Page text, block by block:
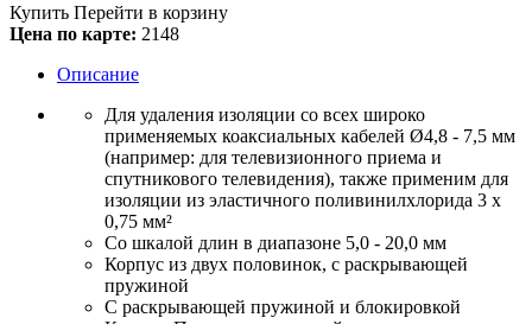
Купить Перейти в корзину
Цена по карте: 2148
Описание
Для удаления изоляции со всех широко
применяемых коаксиальных кабелей Ø4,8 - 7,5 мм
(например: для телевизионного приема и
спутникового телевидения), также применим для
изоляции из эластичного поливинилхлорида 3 x
0,75 мм²
Со шкалой длин в диапазоне 5,0 - 20,0 мм
Корпус из двух половинок, с раскрывающей
пружиной
С раскрывающей пружиной и блокировкой